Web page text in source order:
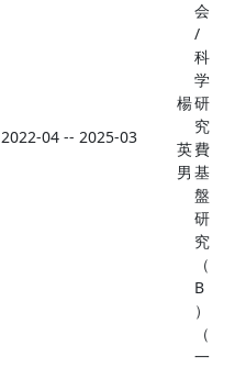
2022-04 -- 2025-03
楊
英
男
会
/
科
学
研
究
費
基
盤
研
究
（
B
）
（
一